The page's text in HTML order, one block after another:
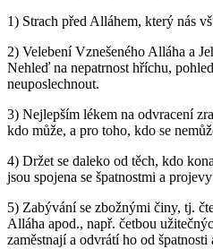
1) Strach před Alláhem, který nás
2) Velebení Vznešeného Alláha a
Nehleď na nepatrnost hříchu,
neuposlechnout.
3) Nejlepším lékem na odvracení
kdo může, a pro toho, kdo se
4) Držet se daleko od těch, kdo
jsou spojena se špatnostmi a
5) Zabývání se zbožnými činy, tj.
Alláha apod., např. četbou
zaměstnají a odvrátí ho od